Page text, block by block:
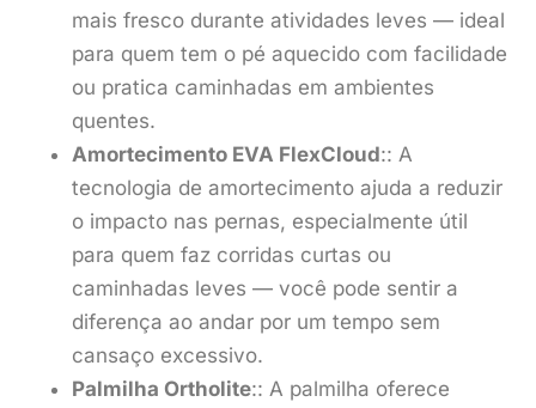
mais fresco durante atividades leves — ideal
para quem tem o pé aquecido com facilidade
ou pratica caminhadas em ambientes
quentes.
Amortecimento EVA FlexCloud:: A
tecnologia de amortecimento ajuda a reduzir
o impacto nas pernas, especialmente útil
para quem faz corridas curtas ou
caminhadas leves — você pode sentir a
diferença ao andar por um tempo sem
cansaço excessivo.
Palmilha Ortholite:: A palmilha oferece